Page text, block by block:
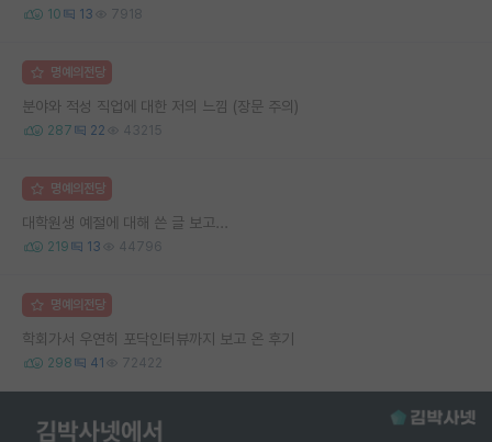
10 13 7918
명예의전당
분야와 적성 직업에 대한 저의 느낌 (장문 주의)
287 22 43215
명예의전당
대학원생 예절에 대해 쓴 글 보고...
219 13 44796
명예의전당
학회가서 우연히 포닥인터뷰까지 보고 온 후기
298 41 72422